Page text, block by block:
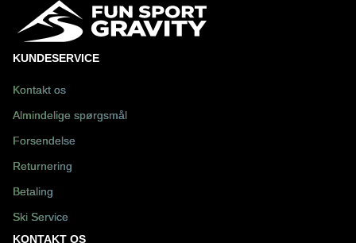
KUNDESERVICE
Kontakt os
Almindelige spørgsmål
Forsendelse
Returnering
Betaling
Ski Service
KONTAKT OS